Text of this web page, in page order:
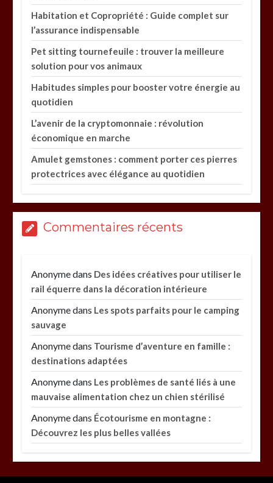
Habitation et Copropriété : Guide complet sur
l’assurance indispensable
Pet sitting tournefeuile : trouver la meilleure
solution pour vos animaux
Habitudes simples pour booster votre énergie au
quotidien
L’avenir de la cryptomonnaie : révolution
économique en marche
Amulet gemstones : comment porter ces pierres
protectrices avec élégance au quotidien
Commentaires récents
Anonymedans Des idées créatives pour utiliser le
rail équerre dans la décoration intérieure
Anonymedans Les spots parfaits pour le camping
sauvage
Anonymedans Tourisme d’aventure en famille :
destinations adaptées
Anonymedans Les problèmes de santé liés à une
mauvaise alimentation chez un chien stérilisé
Anonymedans Écotourisme en montagne :
Découvrez les plus belles vallées
Paysagiste à Sainte-Eulalie : ce qui sépare le bon